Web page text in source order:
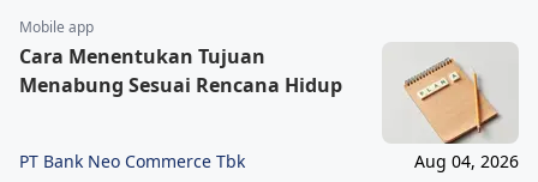
Mobile app
Cara Menentukan Tujuan
Menabung Sesuai Rencana Hidup
PT Bank Neo Commerce Tbk Aug 04, 2026